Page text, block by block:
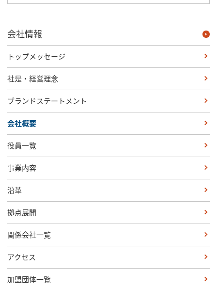
会社情報
トップメッセージ
社是・経営理念
ブランドステートメント
会社概要
役員一覧
事業内容
沿革
拠点展開
関係会社一覧
アクセス
加盟団体一覧